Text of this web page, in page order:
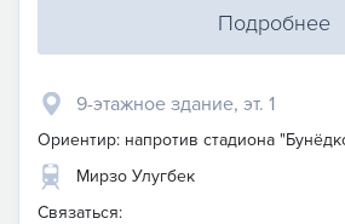
Подробнее
9-этажное здание, эт. 1
Ориентир: напротив стадиона
Мирзо Улугбек
Связаться: